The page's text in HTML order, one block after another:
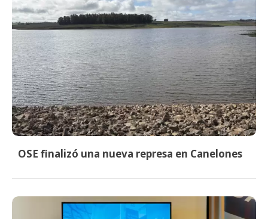
OSE finalizó una nueva represa en Canelones